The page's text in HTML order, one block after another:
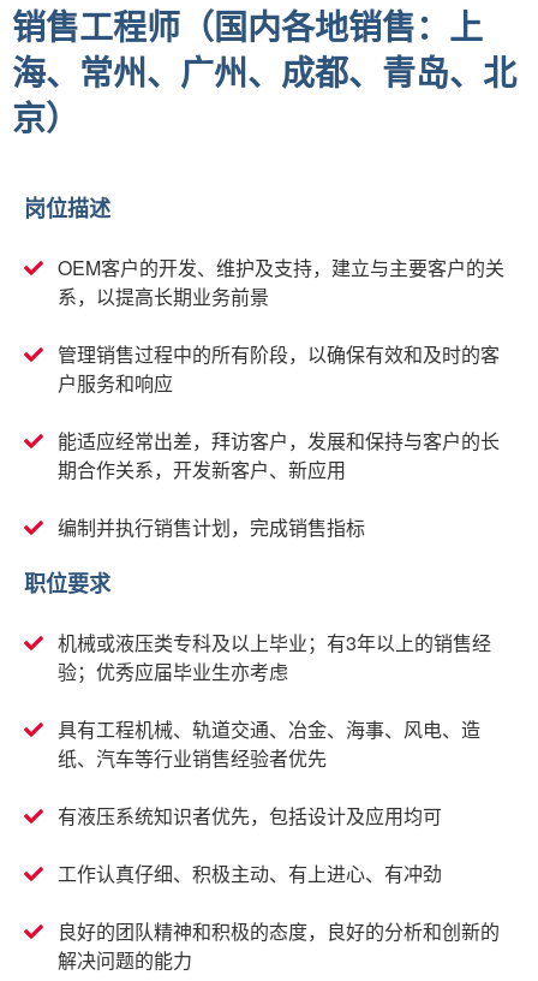
销售工程师（国内各地销售：上
海、常州、广州、成都、青岛、北
京）
岗位描述
OEM客户的开发、维护及支持，建立与主要客户的关
系，以提高长期业务前景
管理销售过程中的所有阶段，以确保有效和及时的客
户服务和响应
能适应经常出差，拜访客户，发展和保持与客户的长
期合作关系，开发新客户、新应用
编制并执行销售计划，完成销售指标
职位要求
机械或液压类专科及以上毕业；有3年以上的销售经
验；优秀应届毕业生亦考虑
具有工程机械、轨道交通、冶金、海事、风电、造
纸、汽车等行业销售经验者优先
有液压系统知识者优先，包括设计及应用均可
工作认真仔细、积极主动、有上进心、有冲劲
良好的团队精神和积极的态度，良好的分析和创新的
解决问题的能力